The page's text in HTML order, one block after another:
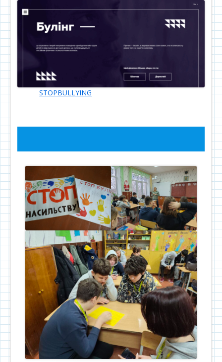
STOPBULLYING